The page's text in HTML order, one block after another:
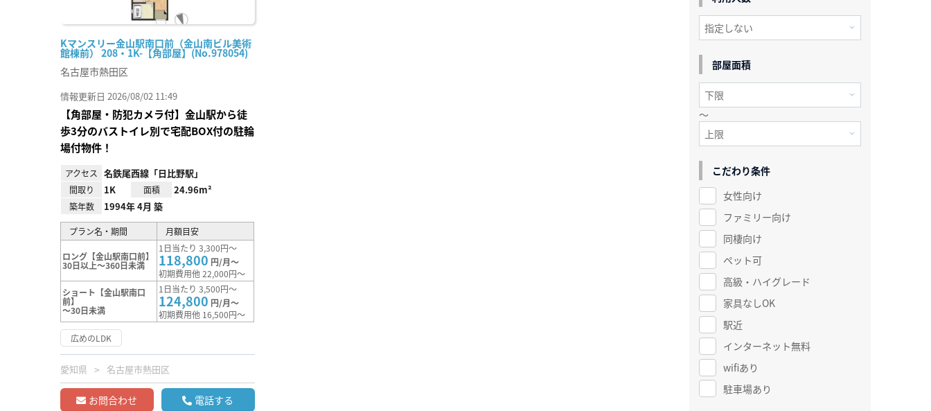
Kマンスリー金山駅南口前（金山南ビル美術
館棟前） 208・1K-【角部屋】(No.978054)
名古屋市熱田区
情報更新日 2026/08/02 11:49
【角部屋・防犯カメラ付】金山駅から徒
歩3分のバストイレ別で宅配BOX付の駐輪
場付物件！
アクセス 名鉄尾西線「日比野駅」
間取り 1K 面積 24.96m²
築年数 1994年 4月 築
プラン名・期間 月額目安
ロング【金山駅南口前】
30日以上～360日未満
1日当たり 3,300円～
118,800 円/月～
初期費用他 22,000円～
ショート【金山駅南口
前】
～30日未満
1日当たり 3,500円～
124,800 円/月～
初期費用他 16,500円～
広めのLDK
愛知県 名古屋市熱田区
お問合わせ 電話する
部屋面積
～
こだわり条件
女性向け
ファミリー向け
同棲向け
ペット可
高級・ハイグレード
家具なしOK
駅近
インターネット無料
wifiあり
駐車場あり